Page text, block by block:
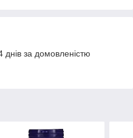
за домовленістю